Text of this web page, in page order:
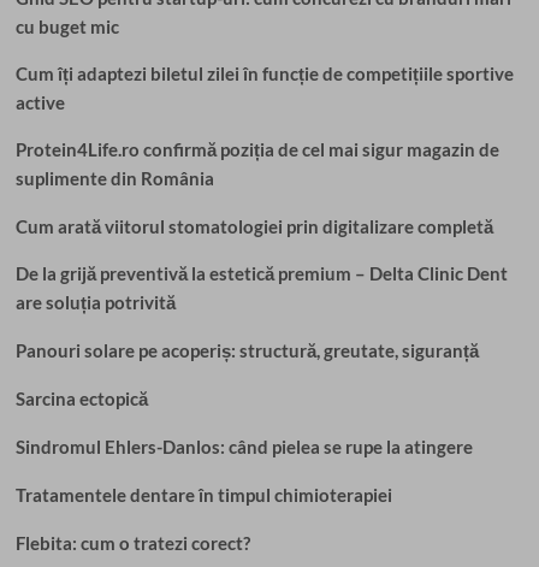
cu buget mic
Cum îți adaptezi biletul zilei în funcție de competițiile sportive
active
Protein4Life.ro confirmă poziția de cel mai sigur magazin de
suplimente din România
Cum arată viitorul stomatologiei prin digitalizare completă
De la grijă preventivă la estetică premium – Delta Clinic Dent
are soluția potrivită
Panouri solare pe acoperiș: structură, greutate, siguranță
Sarcina ectopică
Sindromul Ehlers-Danlos: când pielea se rupe la atingere
Tratamentele dentare în timpul chimioterapiei
Flebita: cum o tratezi corect?